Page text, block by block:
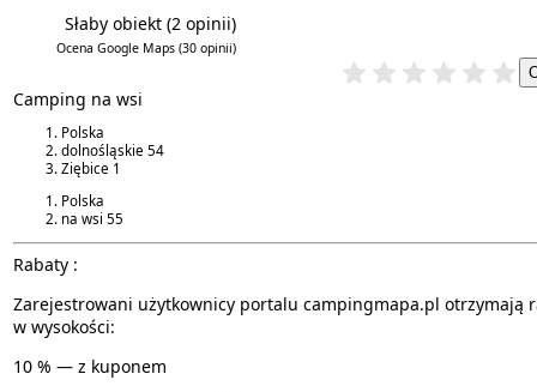
Słaby obiekt (2 opinii)
Ocena Google Maps(30 opinii)
Camping na wsi
Polska
dolnośląskie 54
Ziębice 1
Polska
na wsi 55
Rabaty :
Zarejestrowani użytkownicy portalu campingmapa.pl otrzymają
w wysokości:
10 % — z kuponem